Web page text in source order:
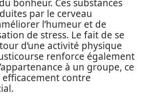
bonheur. Ces substances
par le cerveau
l’humeur et de
de stress. Le fait de se
d’une activité physique
renforce également
à un groupe, ce
contre